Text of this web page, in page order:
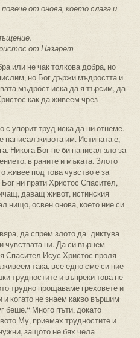
от онова, което слага и
от Назарет
или не чак толкова добра, но
но Бог държи мъдростта и
мъдрост иска да я търсим, да
как да живеем чрез
с упорит труд иска да ни отнеме.
написал живота им. Истината е,
Никога Бог не би написал зло за
в раните и мъката. Злото
живее под това чувство е за
ни прати Христос Спасител,
даващ живот, истинския
нищо, освен онова, което ние си
да спрем злото да диктува
чувствата ни. Да си върнем
Спасител Исус Христос проля
така, все едно сме си ние
трудностите и въпреки това не
трудно прощаваме греховете и
и когато не знаем какво вършим
беше.“ Много пъти, докато
Му, приемах трудностите и
защото не бях чела